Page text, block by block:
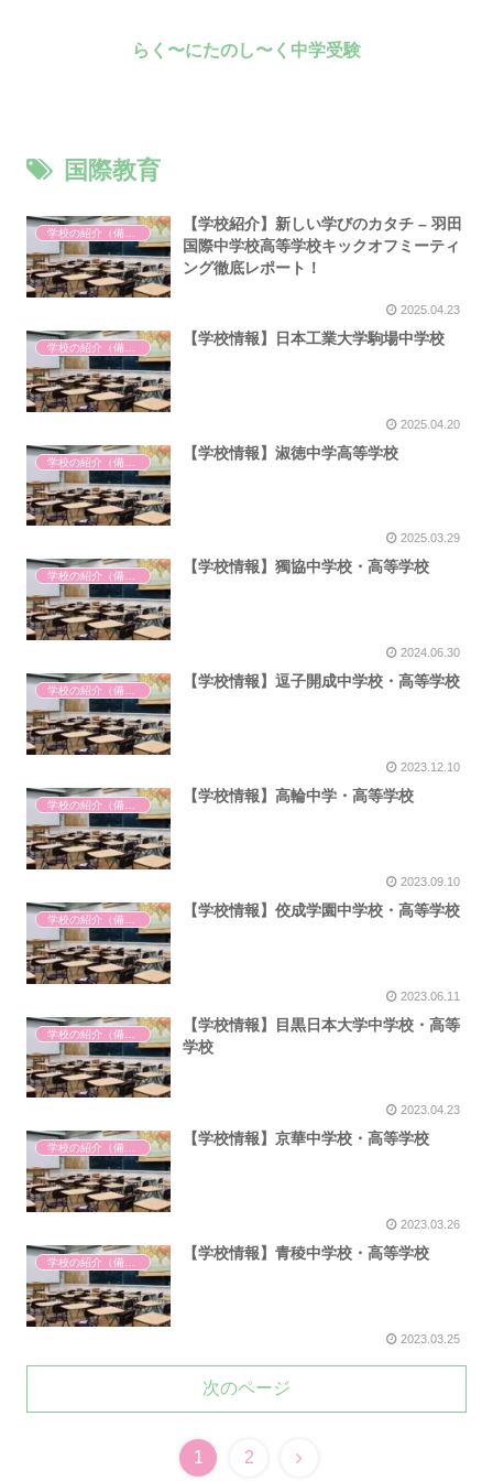
らく〜にたのし〜く中学受験
国際教育
【学校紹介】新しい学びのカタチ – 羽田
国際中学校高等学校キックオフミーティ
ング徹底レポート！
2025.04.23
【学校情報】日本工業大学駒場中学校
2025.04.20
【学校情報】淑徳中学高等学校
2025.03.29
学校の紹介（備忘録）
【学校情報】獨協中学校・高等学校
2024.06.30
【学校情報】逗子開成中学校・高等学校
2023.12.10
【学校情報】高輪中学・高等学校
2023.09.10
【学校情報】佼成学園中学校・高等学校
2023.06.11
【学校情報】目黒日本大学中学校・高等
学校
2023.04.23
学校の紹介（備忘録）
【学校情報】京華中学校・高等学校
2023.03.26
【学校情報】青稜中学校・高等学校
2023.03.25
次のページ
1 2